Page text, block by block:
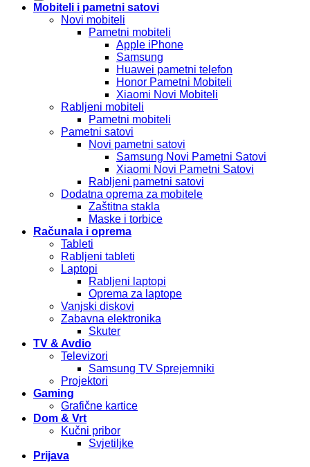
Mobiteli i pametni satovi
Novi mobiteli
Pametni mobiteli
Apple iPhone
Samsung
Huawei pametni telefon
Honor Pametni Mobiteli
Xiaomi Novi Mobiteli
Rabljeni mobiteli
Pametni mobiteli
Pametni satovi
Novi pametni satovi
Samsung Novi Pametni Satovi
Xiaomi Novi Pametni Satovi
Rabljeni pametni satovi
Dodatna oprema za mobitele
Zaštitna stakla
Maske i torbice
Računala i oprema
Tableti
Rabljeni tableti
Laptopi
Rabljeni laptopi
Oprema za laptope
Vanjski diskovi
Zabavna elektronika
Skuter
TV & Avdio
Televizori
Samsung TV Sprejemniki
Projektori
Gaming
Grafične kartice
Dom & Vrt
Kučni pribor
Svjetiljke
Prijava